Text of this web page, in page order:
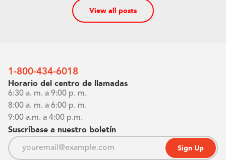
View all posts
1-800-434-6018
Horario del centro de llamadas
6:30 a. m. a 9:00 p. m.
8:00 a. m. a 6:00 p. m.
9:00 a.m. a 4:00 p.m.
Suscríbase a nuestro boletín
Sign Up